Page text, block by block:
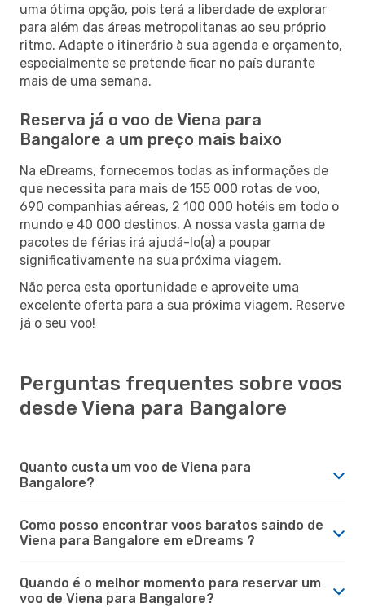
uma ótima opção, pois terá a liberdade de explorar
para além das áreas metropolitanas ao seu próprio
ritmo. Adapte o itinerário à sua agenda e orçamento,
especialmente se pretende ficar no país durante
mais de uma semana.
Reserva já o voo de Viena para
Bangalore a um preço mais baixo
Na eDreams, fornecemos todas as informações de
que necessita para mais de 155 000 rotas de voo,
690 companhias aéreas, 2 100 000 hotéis em todo o
mundo e 40 000 destinos. A nossa vasta gama de
pacotes de férias irá ajudá-lo(a) a poupar
significativamente na sua próxima viagem.
Não perca esta oportunidade e aproveite uma
excelente oferta para a sua próxima viagem. Reserve
já o seu voo!
Perguntas frequentes sobre voos
desde Viena para Bangalore
Quanto custa um voo de Viena para
Bangalore?
Como posso encontrar voos baratos saindo de
Viena para Bangalore em eDreams ?
Quando é o melhor momento para reservar um
voo de Viena para Bangalore?